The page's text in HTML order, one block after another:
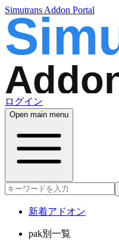
Simutrans Addon Portal
ログイン
Open main menu
新着アドオン
pak別一覧